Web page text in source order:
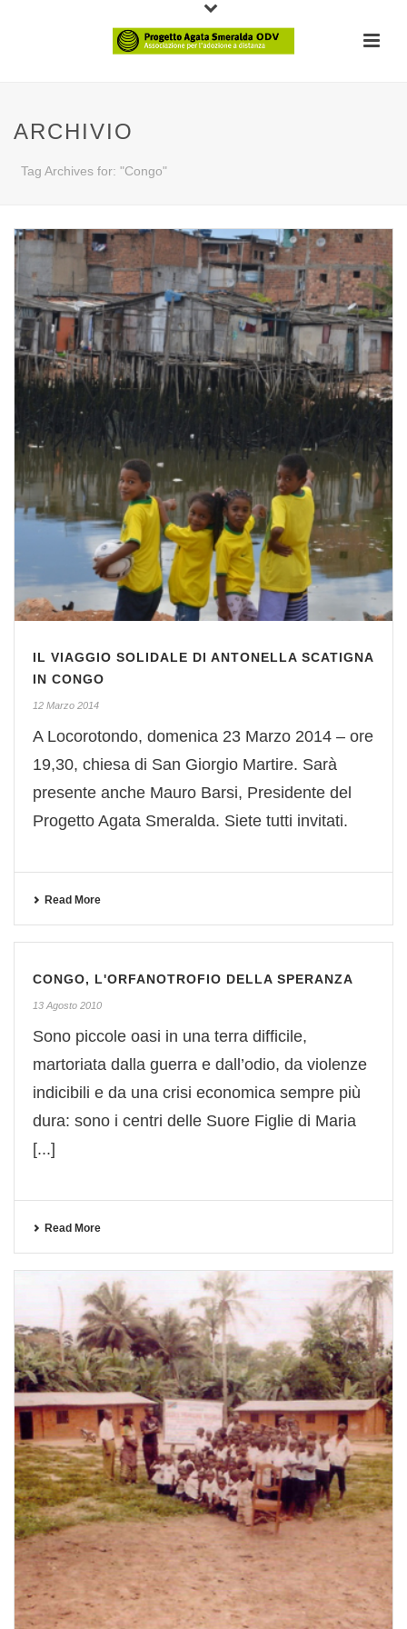
ARCHIVIO
Tag Archives for: "Congo"
IL VIAGGIO SOLIDALE DI ANTONELLA SCATIGNA
IN CONGO
12 Marzo 2014
A Locorotondo, domenica 23 Marzo 2014 – ore
19,30, chiesa di San Giorgio Martire. Sarà
presente anche Mauro Barsi, Presidente del
Progetto Agata Smeralda. Siete tutti invitati.
Read More
CONGO, L'ORFANOTROFIO DELLA SPERANZA
13 Agosto 2010
Sono piccole oasi in una terra difficile,
martoriata dalla guerra e dall’odio, da violenze
indicibili e da una crisi economica sempre più
dura: sono i centri delle Suore Figlie di Maria
[...]
Read More